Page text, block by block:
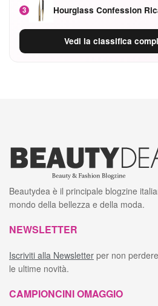
3
Vedi la classifica
Beautydea è il principale blogzine
mondo della bellezza e della moda.
NEWSLETTER
Iscriviti alla Newsletter per non
le ultime novità.
CAMPIONCINI OMAGGIO